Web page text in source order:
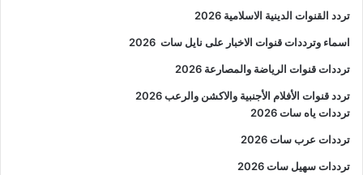
تردد القنوات الدينية الاسلامية 2026
اسماء وترددات قنوات الاخبار على نايل سات 2026
ترددات قنوات الرياضة والمصارعة 2026
تردد قنوات الأفلام الأجنبية والاكشن والرعب2026
ترددات ياه سات 2026
ترددات عرب سات 2026
ترددات سهيل سات 2026